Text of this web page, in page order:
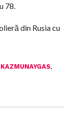
78.
din Rusia cu
KAZMUNAYGAS,